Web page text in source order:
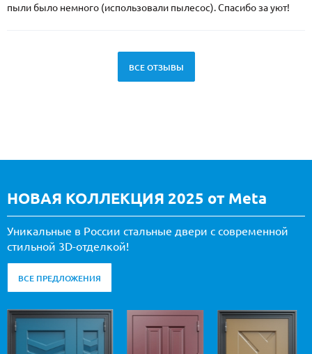
пыли было немного (использовали пылесос). Спасибо за уют!
ВСЕ ОТЗЫВЫ
НОВАЯ КОЛЛЕКЦИЯ 2025 от Meta
Уникальные в России стальные двери с современной
стильной 3D-отделкой!
ВСЕ ПРЕДЛОЖЕНИЯ